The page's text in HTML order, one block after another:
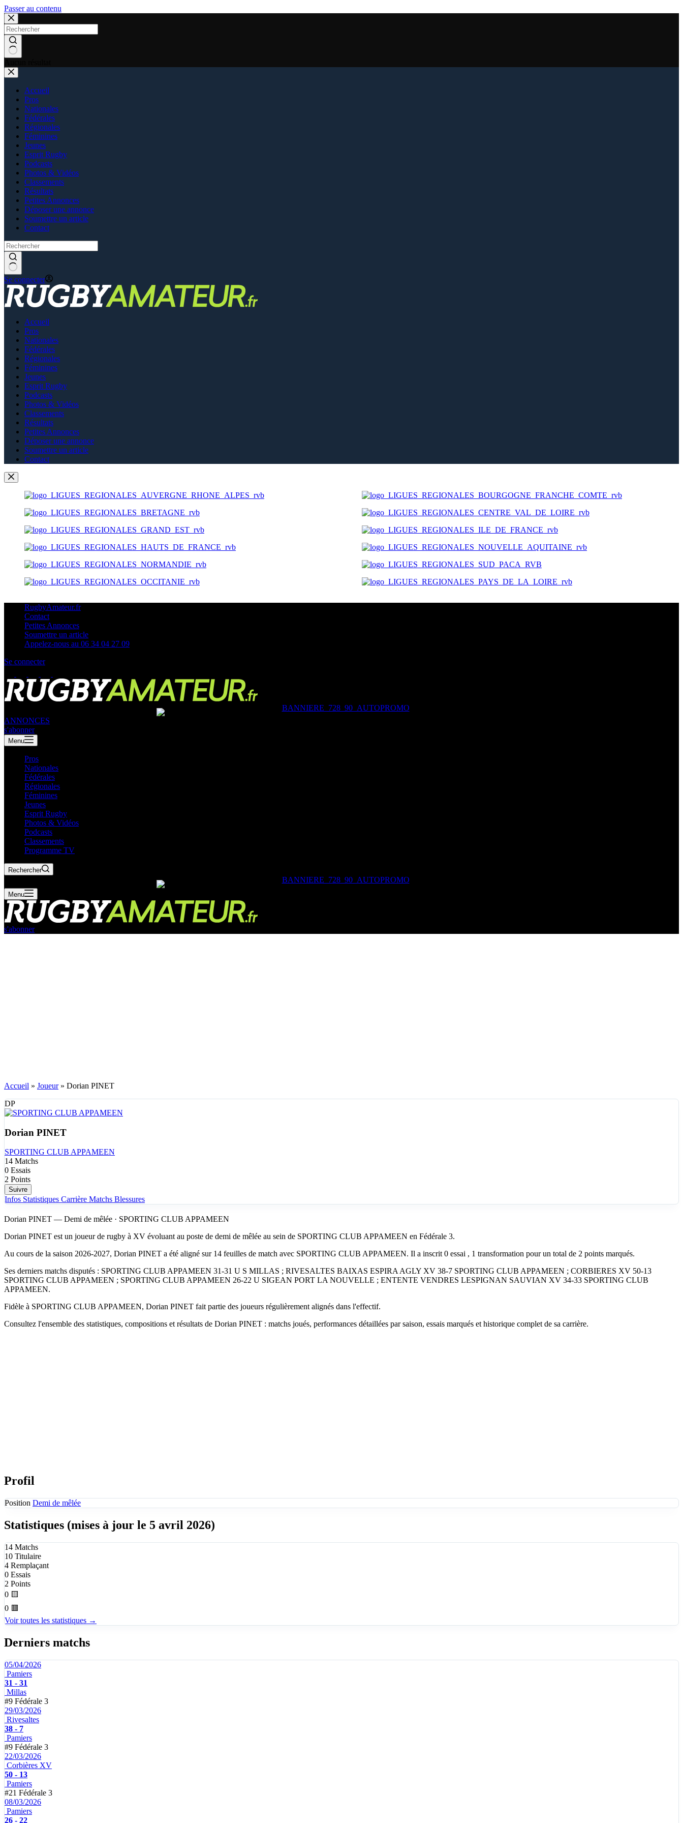
Passer au contenu
Accueil
Pros
Nationales
Fédérales
Régionales
Féminines
Jeunes
Esprit Rugby
Podcasts
Photos & Vidéos
Classements
Résultats
Petites Annonces
Déposer une annonce
Soumettre un article
Contact
Se connecter
Accueil
Pros
Nationales
Fédérales
Régionales
Féminines
Jeunes
Esprit Rugby
Podcasts
Photos & Vidéos
Classements
Résultats
Petites Annonces
Déposer une annonce
Soumettre un article
Contact
RugbyAmateur.fr
Contact
Petites Annonces
Soumettre un article
Appelez-nous au 06 34 04 27 09
Se connecter
ANNONCES
s'abonner
Menu
Pros
Nationales
Fédérales
Régionales
Féminines
Jeunes
Esprit Rugby
Photos & Vidéos
Podcasts
Classements
Programme TV
Rechercher
Menu
s'abonner
Accueil » Joueur» Dorian PINET
DP
Dorian PINET
SPORTING CLUB APPAMEEN
14 Matchs
0 Essais
2 Points
Suivre
Infos Statistiques Carrière Matchs Blessures
Dorian PINET — Demi de mêlée · SPORTING CLUB APPAMEEN
Dorian PINET est un joueur de rugby à XV évoluant au poste de demi de mêlée au sein de SPORTING CLUB APPAMEEN en Fédérale 3.
Au cours de la saison 2026-2027, Dorian PINET a été aligné sur 14 feuilles de match avec SPORTING CLUB APPAMEEN. Il a inscrit 0 essai , 1 transformation pour un total de 2 points marqués.
Ses derniers matchs disputés : SPORTING CLUB APPAMEEN 31-31 U S MILLAS ; RIVESALTES BAIXAS ESPIRA AGLY XV 38-7 SPORTING CLUB APPAMEEN ; CORBIERES XV 50-13
SPORTING CLUB APPAMEEN ; SPORTING CLUB APPAMEEN 26-22 U SIGEAN PORT LA NOUVELLE ; ENTENTE VENDRES LESPIGNAN SAUVIAN XV 34-33 SPORTING CLUB
APPAMEEN.
Fidèle à SPORTING CLUB APPAMEEN, Dorian PINET fait partie des joueurs régulièrement alignés dans l'effectif.
Consultez l'ensemble des statistiques, compositions et résultats de Dorian PINET : matchs joués, performances détaillées par saison, essais marqués et historique complet de sa carrière.
Profil
Position Demi de mêlée
Statistiques (mises à jour le 5 avril 2026)
14 Matchs
10 Titulaire
4 Remplaçant
0 Essais
2 Points
0 🟨
0 🟥
Voir toutes les statistiques →
Derniers matchs
05/04/2026
Pamiers
31 - 31
Millas
#9 Fédérale 3
29/03/2026
Rivesaltes
38 - 7
Pamiers
#9 Fédérale 3
22/03/2026
Corbières XV
50 - 13
Pamiers
#21 Fédérale 3
08/03/2026
Pamiers
26 - 22